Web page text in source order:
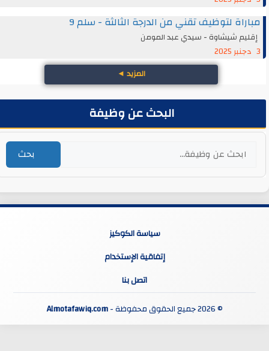
مباراة لتوظيف تقني من الدرجة الثالثة - سلم 9
إقليم شيشاوة - سيدي عبد المومن
المزيد◄
البحث عن وظيفة
بحث
سياسة الكوكيز
إتفاقية الإستخدام
اتصل بنا
© 2026 جميع الحقوق محفوظة -
Almotafawiq.com